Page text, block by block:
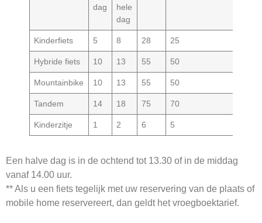
dag
hele
dag
Kinderfiets 5 8 28 25
Hybride fiets 10 13 55 50
Mountainbike 10 13 55 50
Tandem 14 18 75 70
Kinderzitje 1 2 6 5
Een halve dag is in de ochtend tot 13.30 of in de middag
vanaf 14.00 uur.
** Als u een fiets tegelijk met uw reservering van de plaats of
mobile home reservereert, dan geldt het vroegboektarief.